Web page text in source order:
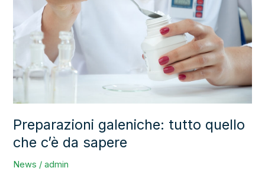
Preparazioni galeniche: tutto quello
che c’è da sapere
News /admin
c’è
da
sapere